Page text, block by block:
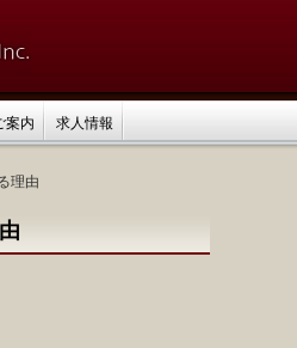
案内 求人情報
理由